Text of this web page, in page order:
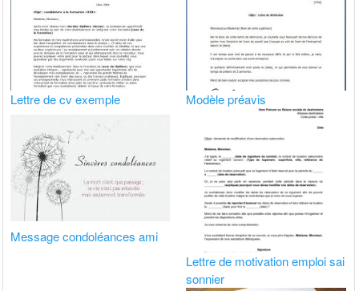
Lettre de cv exemple Modèle préavis
Message condoléances ami
Lettre de motivation emploi sai
sonnier